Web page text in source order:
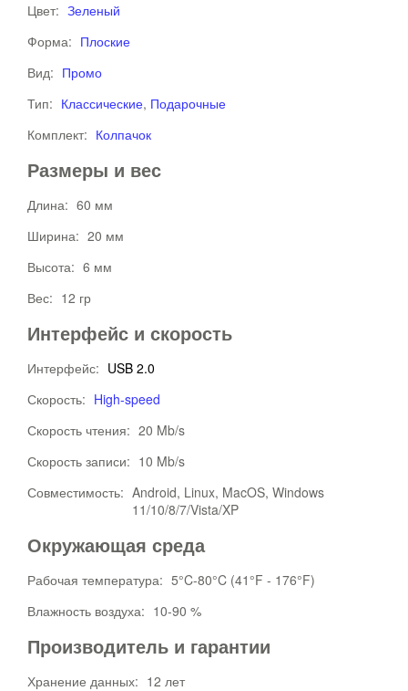
Цвет: Зеленый
Форма: Плоские
Вид: Промо
Тип: Классические, Подарочные
Комплект: Колпачок
Размеры и вес
Длина: 60 мм
Ширина: 20 мм
Высота: 6 мм
Вес: 12 гр
Интерфейс и скорость
Интерфейс: USB 2.0
Скорость: High-speed
Скорость чтения: 20 Mb/s
Скорость записи: 10 Mb/s
Совместимость: Android, Linux, MacOS, Windows
11/10/8/7/Vista/XP
Окружающая среда
Рабочая температура: 5°C-80°C (41°F - 176°F)
Влажность воздуха: 10-90 %
Производитель и гарантии
Хранение данных: 12 лет